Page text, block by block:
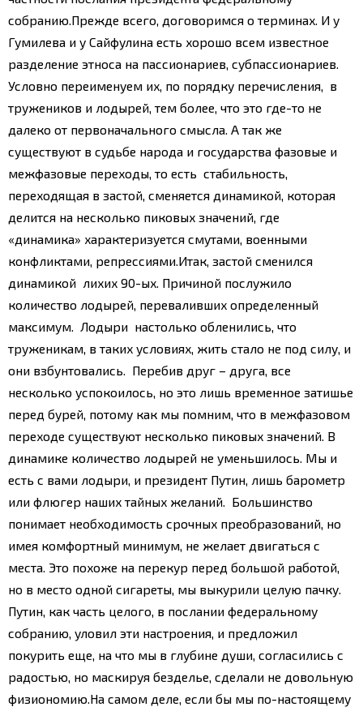
собранию. Прежде всего, договоримся о терминах. И у
Гумилева и у Сайфулина есть хорошо всем известное
разделение этноса на пассионариев, субпассионариев.
Условно переименуем их, по порядку перечисления, в
тружеников и лодырей, тем более, что это где-то не
далеко от первоначального смысла. А так же
существуют в судьбе народа и государства фазовые и
межфазовые переходы, то есть стабильность,
переходящая в застой, сменяется динамикой, которая
делится на несколько пиковых значений, где
«динамика» характеризуется смутами, военными
конфликтами, репрессиями. Итак, застой сменился
динамикой лихих 90-ых. Причиной послужило
количество лодырей, переваливших определенный
максимум. Лодыри настолько обленились, что
труженикам, в таких условиях, жить стало не под силу, и
они взбунтовались. Перебив друг – друга, все
несколько успокоилось, но это лишь временное затишье
перед бурей, потому как мы помним, что в межфазовом
переходе существуют несколько пиковых значений. В
динамике количество лодырей не уменьшилось. Мы и
есть с вами лодыри, и президент Путин, лишь барометр
или флюгер наших тайных желаний. Большинство
понимает необходимость срочных преобразований, но
имея комфортный минимум, не желает двигаться с
места. Это похоже на перекур перед большой работой,
но в место одной сигареты, мы выкурили целую пачку.
Путин, как часть целого, в послании федеральному
собранию, уловил эти настроения, и предложил
покурить еще, на что мы в глубине души, согласились с
радостью, но маскируя безделье, сделали не довольную
физиономию. На самом деле, если бы мы по-настоящему